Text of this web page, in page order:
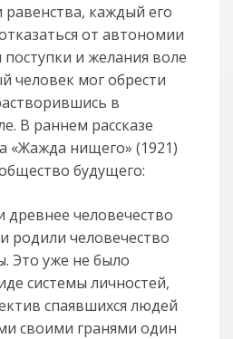
равенства, каждый его
от автономии
и же­лания воле
человек мог обрести
в
В раннем рассказе
«Жажда нищего» (1921)
будущего:
древнее человечество
родили человечество
Это уже не было
системы личностей,
спаявшихся людей
своими гранями один